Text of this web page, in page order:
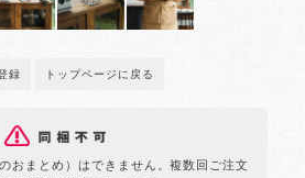
録 トップページに戻る
おまとめ）はできません。複数回ご注文